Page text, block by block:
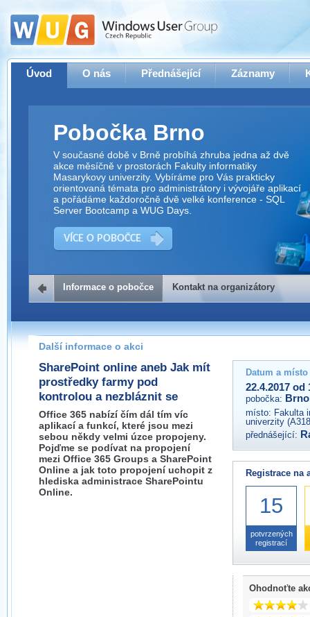
Úvod O nás Přednášející Záznamy
Pobočka Brno
V současné době v Brně probíhá zhruba jedna až dvě
akce měsíčně v prostorách Fakulty informatiky
Masarykovy univerzity. Vybíráme pro Vás prakticky
orientovaná témata pro administrátory i vývojáře aplikací
a pořádáme každoročně dvě velké konference - SQL
Server Bootcamp a WUG Days.
VÍCE O POBOČCE
Kontakt na organizátory
Pokud máte jakýkoliv dotaz na organizátory této akce,
prosím neváhejte nás kontaktovat na e-mailu:
brno@wug.cz
Informace o pobočce Kontakt na organizátory
Další informace o akci
SharePoint online aneb Jak mít
prostředky farmy pod
kontrolou a nezbláznit se
Office 365 nabízí čím dál tím víc
aplikací a funkcí, které jsou mezi
sebou někdy velmi úzce propojeny.
Pojďme se podívat na propojení
mezi Office 365 Groups a SharePoint
Online a jak toto propojení uchopit z
hlediska administrace SharePointu
Online.
Datum a
22.4.2017 od
pobočka: Brno
místo: Fakulta
univerzity
přednášející:
Registrace na
15
potvrzených
registrací
Ohodnoťte